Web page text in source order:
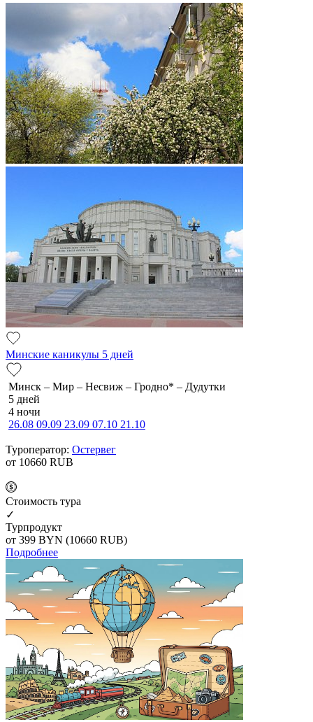
Минские каникулы 5 дней
Минск – Мир – Несвиж – Гродно* – Дудутки
5 дней
4 ночи
26.08 09.09 23.09 07.10 21.10
Туроператор: Остервег
от 10660 RUB
Cтоимость тура
✓
Турпродукт
от 399 BYN (10660 RUB)
Подробнее